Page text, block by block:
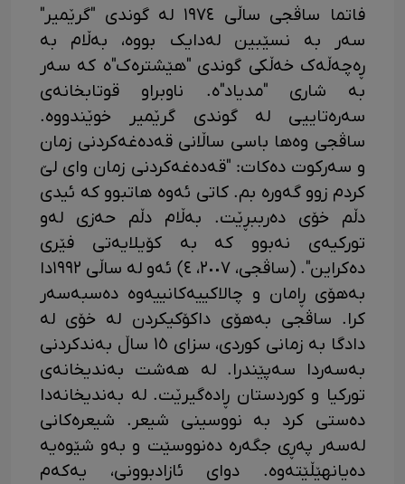
فاتما ساڤجی ساڵی ١٩٧٤ لە گوندی "گرێمیر"
سەر بە نسێبین لەدایک بووە، بەڵام بە
ڕەچەڵەک خەڵکی گوندی "هێشترەک"ە کە سەر
بە شاری "مدیاد"ە. ناوبراو قوتابخانەی
سەرەتاییی لە گوندی گرێمیر خوێندووە.
ساڤجی وەها باسی ساڵانی قەدەغەکردنی زمان
و سەرکوت دەکات: "قەدەغەکردنی زمان وای لێ
کردم زوو گەورە بم. کاتی ئەوە هاتبوو کە ئیدی
دڵم خۆی دەرببڕێت. بەڵام دڵم حەزی لەو
تورکیەی نەبوو کە بە کۆیلایەتی فێری
دەکراین". (ساڤجی، ٢٠٠٧، ٤) ئەو لە ساڵی ١٩٩٢دا
بەهۆی ڕامان و چالاکییەکانییەوە دەسبەسەر
کرا. ساڤجی بەهۆی داکۆکیکردن لە خۆی لە
دادگا بە زمانی کوردی، سزای ١٥ ساڵ بەندکردنی
بەسەردا سەپێندرا. لە هەشت بەندیخانەی
تورکیا و کوردستان ڕادەگیرێت. لە بەندیخانەدا
دەستی کرد بە نووسینی شیعر. شیعرەکانی
لەسەر پەڕی جگەرە دەنووسێت و بەو شێوەیە
دەیانهێڵێتەوە. دوای ئازادبوونی، یەکەم